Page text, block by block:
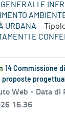
E
URBANA
E
14 Commissione
proposte
Web - Data di
16.36